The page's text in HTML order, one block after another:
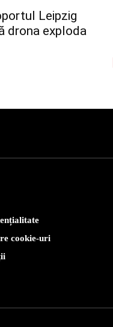
Leipzig
drona exploda
cookie-uri